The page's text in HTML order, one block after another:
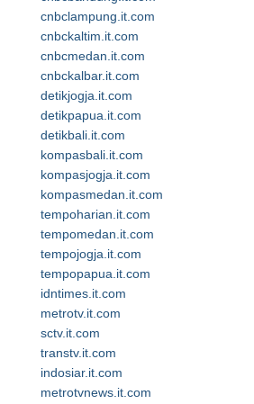
cnbclampung.it.com
cnbckaltim.it.com
cnbcmedan.it.com
cnbckalbar.it.com
detikjogja.it.com
detikpapua.it.com
detikbali.it.com
kompasbali.it.com
kompasjogja.it.com
kompasmedan.it.com
tempoharian.it.com
tempomedan.it.com
tempojogja.it.com
tempopapua.it.com
idntimes.it.com
metrotv.it.com
sctv.it.com
transtv.it.com
indosiar.it.com
metrotvnews.it.com